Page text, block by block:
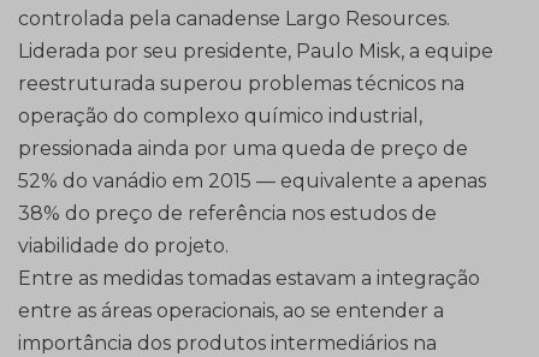
controlada pela canadense Largo Resources.
Liderada por seu presidente, Paulo Misk, a equipe
reestruturada superou problemas técnicos na
operação do complexo químico industrial,
pressionada ainda por uma queda de preço de
52% do vanádio em 2015 — equivalente a apenas
38% do preço de referência nos estudos de
viabilidade do projeto.
Entre as medidas tomadas estavam a integração
entre as áreas operacionais, ao se entender a
importância dos produtos intermediários na